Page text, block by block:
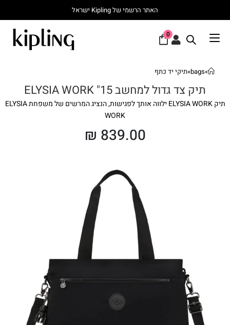
האתר הרשמי של Kipling ישראל
0
»
bags
»תיקי יד כתף
תיק צד גדול למחשב 15" ELYSIA WORK
תיק ELYSIA WORK ילווה אותך לפגישות, הנציג המרשים של משפחת ELYSIA
WORK
₪ 839.00